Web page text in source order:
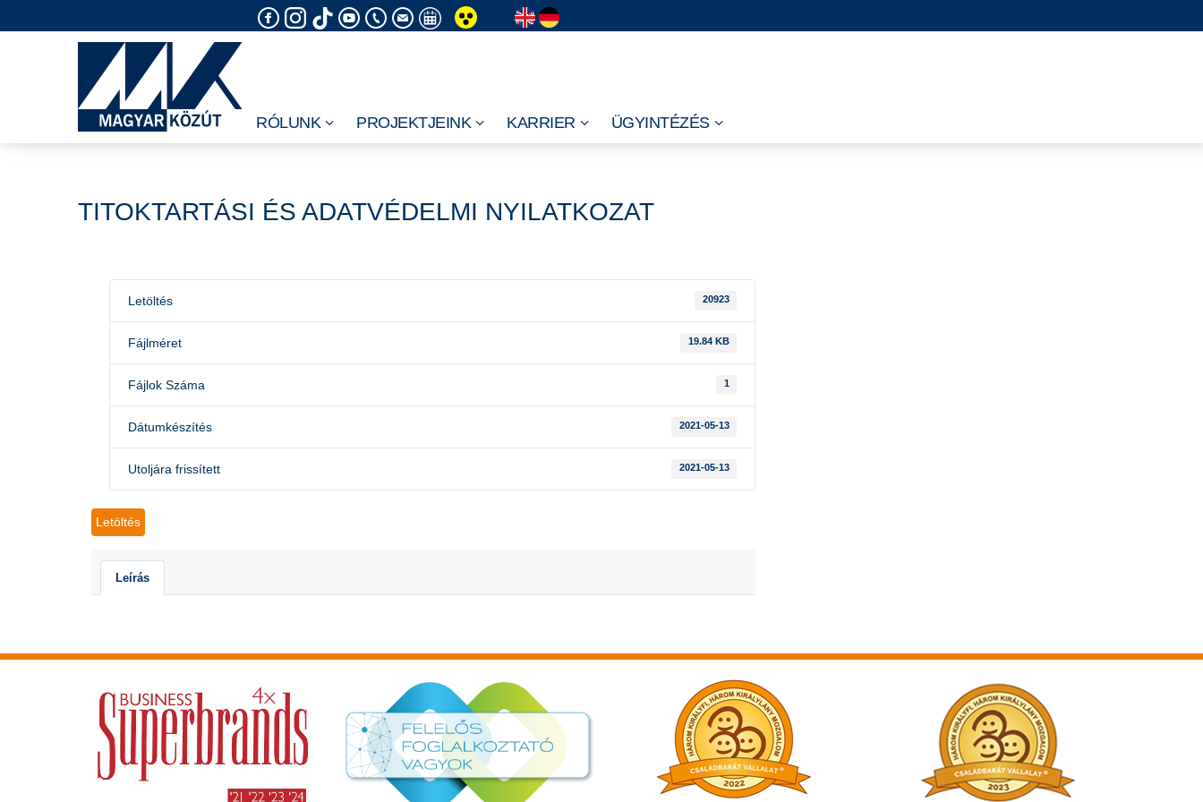
to
RÓLUNK PROJEKTJEINK KARRIER ÜGYINTÉZÉS
TITOKTARTÁSI ÉS ADATVÉDELMI NYILATKOZAT
Letöltés 20923
Fájlméret 19.84 KB
Fájlok Száma 1
Dátumkészítés 2021-05-13
Utoljára frissített 2021-05-13
Letöltés
Leírás